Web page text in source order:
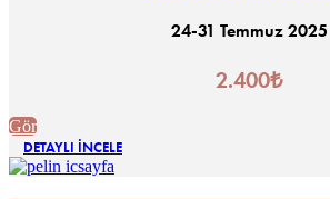
24-31 Temmuz 2025
2.400₺
Gör
DETAYLI İNCELE